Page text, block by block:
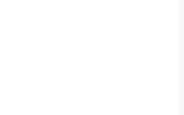
судов общей